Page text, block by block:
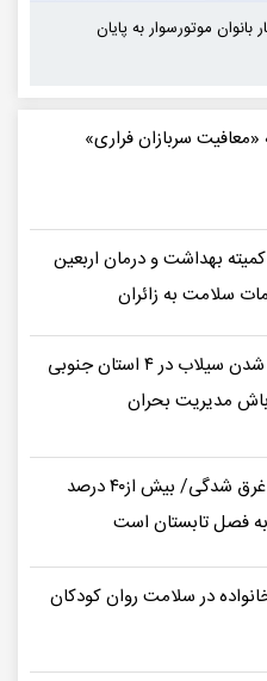
بانوان موتورسوار به پایان
سربازان فراری»
بهداشت و درمان اربعین
سلامت به زائران
احتمال جاری شدن سیلاب در ۴ استان جنوبی
مدیریت بحران
هشدار تلفات غرق شدگی/ بیش از۴۰ درصد
فصل تابستان است
در سلامت روان کودکان